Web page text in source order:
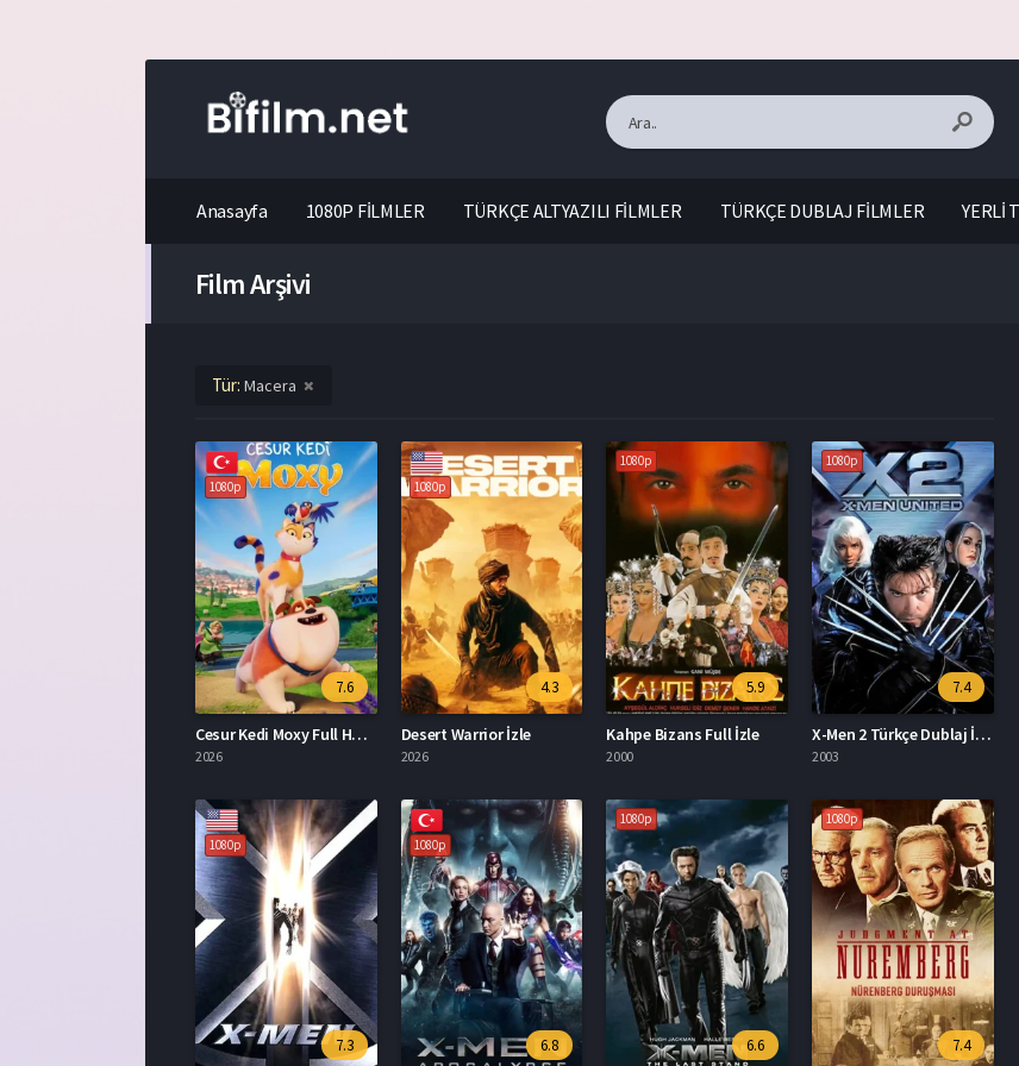
Anasayfa 1080P FİLMLER TÜRKÇE ALTYAZILI FİLMLER TÜRKÇE DUBLAJ FİLMLER YERLİ
Film Arşivi
Tür: Macera
1080p
7.6
Cesur Kedi Moxy Full HD İzle
2026
1080p
4.3
Desert Warrior İzle
2026
1080p
5.9
Kahpe Bizans Full İzle
2000
1080p
7.4
X-Men 2 Türkçe Dublaj İzle
2003
1080p
7.3
1080p
6.8
1080p
6.6
1080p
7.4